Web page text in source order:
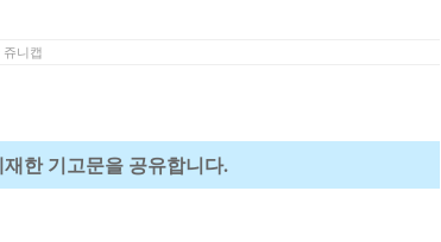
쥬니캡
한 기고문을 공유합니다.